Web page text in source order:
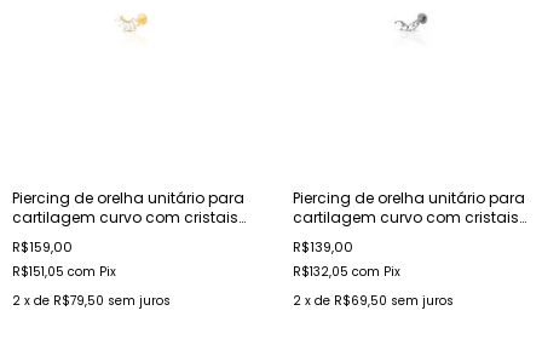
Piercing de orelha unitário para
cartilagem curvo com cristais
em aço dourado
R$159,00
R$151,05 com Pix
2 x de R$79,50 sem juros
Piercing de orelha unitário para
cartilagem curvo com cristais
em aço
R$139,00
R$132,05 com Pix
2 x de R$69,50 sem juros